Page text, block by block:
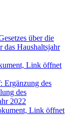
über die
das Haushaltsjahr
Link öffnet
Ergänzung des
des
2022
Link öffnet